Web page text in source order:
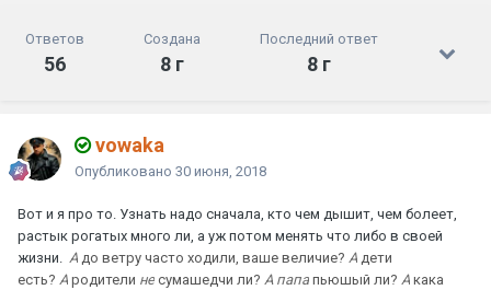
Ответов
56
Создана
8 г
Последний ответ
8 г
vowaka
Опубликовано 30 июня, 2018
Вот и я про то. Узнать надо сначала, кто чем дышит, чем болеет,
растык рогатых много ли, а уж потом менять что либо в своей
жизни.
А до ветру часто ходили, ваше величие? А дети
есть? А родители не сумашедчи ли? А папа пьюшый ли? А кака